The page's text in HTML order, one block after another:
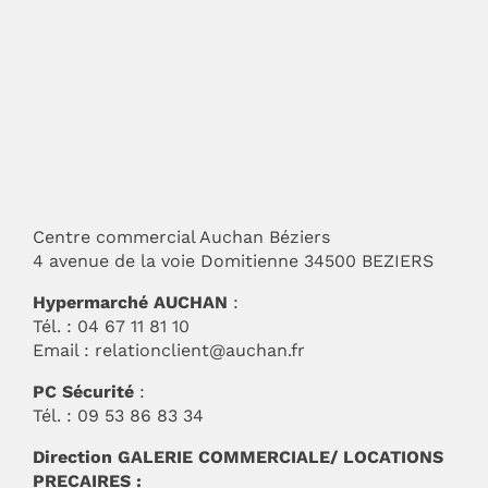
Centre commercial Auchan Béziers
4 avenue de la voie Domitienne 34500 BEZIERS
Hypermarché AUCHAN :
Tél. : 04 67 11 81 10
Email : relationclient@auchan.fr
PC Sécurité :
Tél. : 09 53 86 83 34
Direction GALERIE COMMERCIALE/ LOCATIONS
PRECAIRES :